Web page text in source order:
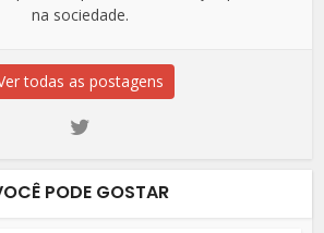
na sociedade.
todas as postagens
PODE GOSTAR